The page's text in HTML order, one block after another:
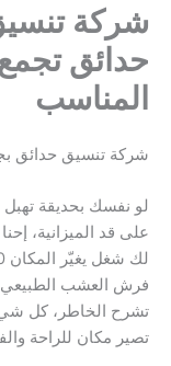
شركة
حدائق
المناسب
شركة تنسيق حدائق
لو نفسك بحديقة
على قد الميزانية،
فرش العشب الطبيعي
تشرح الخاطر، كل
تصير مكان للراحة